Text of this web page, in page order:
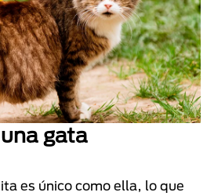
gata
es único como ella, lo que